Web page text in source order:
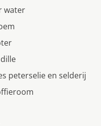
water
peterselie en selderij